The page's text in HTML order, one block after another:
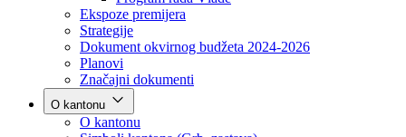
Vlada
Poslovnik
Program rada Vlade
Ekspoze premijera
Strategije
Dokument okvirnog budžeta 2024-2026
Planovi
Značajni dokumenti